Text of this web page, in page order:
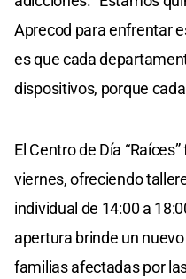
Aprecod para enfrentar
es que cada
dispositivos, porque
El Centro de Día
viernes, ofreciendo
individual de 14:00 a
apertura brinde un
familias afectadas por